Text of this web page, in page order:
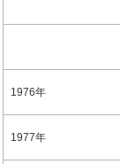
1976年
1977年